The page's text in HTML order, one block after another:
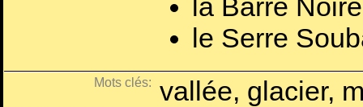
la Barre
le Serre
Mots clés: vallée, glacier,